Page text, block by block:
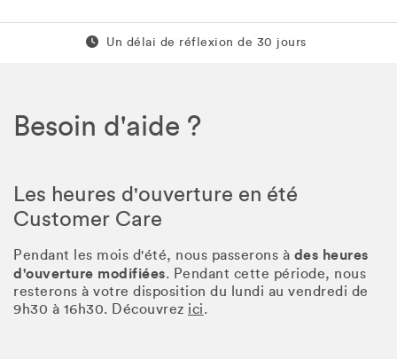
Un délai de réflexion de 60 jours
Un délai de réflexion de 30 jours
Besoin d'aide ?
Les heures d'ouverture en été
Customer Care
Pendant les mois d'été, nous passerons à des heures
d'ouverture modifiées. Pendant cette période, nous
resterons à votre disposition du lundi au vendredi de
9h30 à 16h30. Découvrez ici.